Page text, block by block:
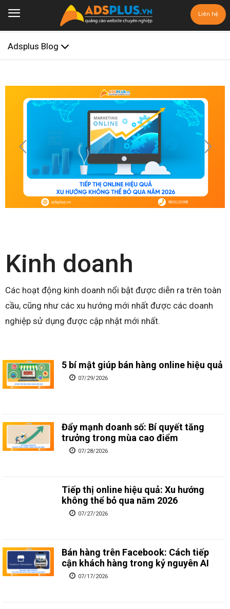
Liên hệ
Adsplus Blog
Kinh doanh
Các hoạt động kinh doanh nổi bật được diễn ra trên toàn
cầu, cũng như các xu hướng mới nhất được các doanh
nghiệp sử dụng được cập nhật mới nhất.
5 bí mật giúp bán hàng online hiệu quả
07/29/2026
Đẩy mạnh doanh số: Bí quyết tăng
trưởng trong mùa cao điểm
07/28/2026
Tiếp thị online hiệu quả: Xu hướng
không thể bỏ qua năm 2026
07/27/2026
Bán hàng trên Facebook: Cách tiếp
cận khách hàng trong kỷ nguyên AI
07/17/2026